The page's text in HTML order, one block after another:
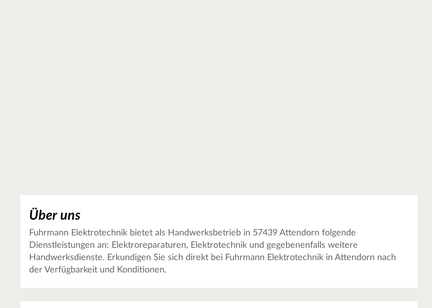
Über uns
Fuhrmann Elektrotechnik bietet als Handwerksbetrieb in 57439 Attendorn folgende
Dienstleistungen an: Elektroreparaturen, Elektrotechnik und gegebenenfalls weitere
Handwerksdienste. Erkundigen Sie sich direkt bei Fuhrmann Elektrotechnik in Attendorn nach
der Verfügbarkeit und Konditionen.